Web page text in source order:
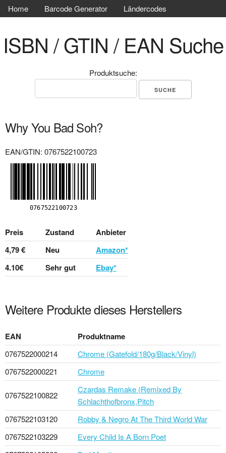
Home Barcode Generator Ländercodes
ISBN / GTIN / EAN Suche
Produktsuche:
Why You Bad Soh?
EAN/GTIN: 0767522100723
Preis Zustand
Anbieter
4,79 €
Neu
Amazon*
4.10€
Sehr gut Ebay*
Weitere Produkte dieses Herstellers
EAN Produktname
0767522000214
Chrome (Gatefold/180g/Black/Vinyl)
0767522000221
Chrome
0767522100822
Czardas Remake (Remixed By
Schlachthofbronx,Pitch
0767522103120
Robby & Negro At The Third World War
0767522103229
Every Child Is A Born Poet